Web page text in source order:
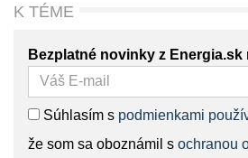
K TÉME
Bezplatné novinky z Energia.sk
Súhlasím s podmienkami
že som sa oboznámil s ochranou